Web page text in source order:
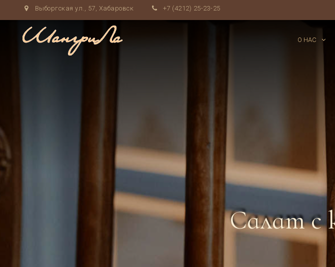
Выборгская ул., 57, Хабаровск +7 (4212) 25-23-25
О НАС
Салат с